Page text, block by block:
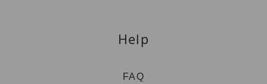
Help
FAQ